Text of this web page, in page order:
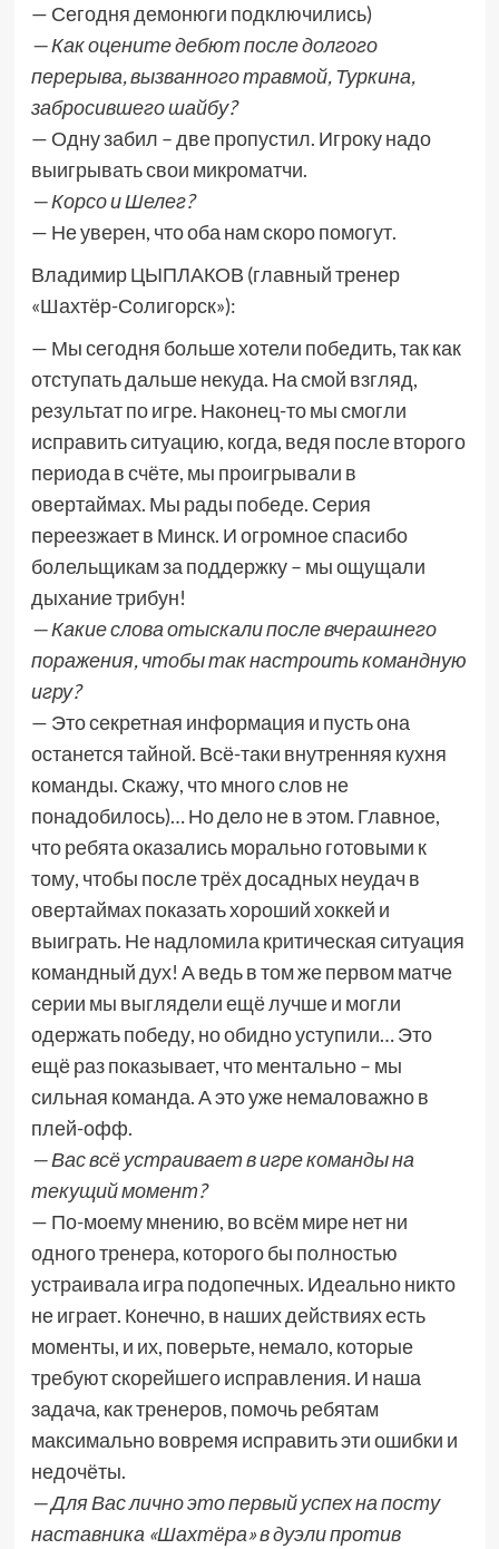
— Сегодня демонюги подключились)
— Как оцените дебют после долгого
перерыва, вызванного травмой, Туркина,
забросившего шайбу?
— Одну забил – две пропустил. Игроку надо
выигрывать свои микроматчи.
— Корсо и Шелег?
— Не уверен, что оба нам скоро помогут.
Владимир ЦЫПЛАКОВ (главный тренер
«Шахтёр-Солигорск»):
— Мы сегодня больше хотели победить, так как
отступать дальше некуда. На смой взгляд,
результат по игре. Наконец-то мы смогли
исправить ситуацию, когда, ведя после второго
периода в счёте, мы проигрывали в
овертаймах. Мы рады победе. Серия
переезжает в Минск. И огромное спасибо
болельщикам за поддержку – мы ощущали
дыхание трибун!
— Какие слова отыскали после вчерашнего
поражения, чтобы так настроить командную
игру?
— Это секретная информация и пусть она
останется тайной. Всё-таки внутренняя кухня
команды. Скажу, что много слов не
понадобилось)… Но дело не в этом. Главное,
что ребята оказались морально готовыми к
тому, чтобы после трёх досадных неудач в
овертаймах показать хороший хоккей и
выиграть. Не надломила критическая ситуация
командный дух! А ведь в том же первом матче
серии мы выглядели ещё лучше и могли
одержать победу, но обидно уступили… Это
ещё раз показывает, что ментально – мы
сильная команда. А это уже немаловажно в
плей-офф.
— Вас всё устраивает в игре команды на
текущий момент?
— По-моему мнению, во всём мире нет ни
одного тренера, которого бы полностью
устраивала игра подопечных. Идеально никто
не играет. Конечно, в наших действиях есть
моменты, и их, поверьте, немало, которые
требуют скорейшего исправления. И наша
задача, как тренеров, помочь ребятам
максимально вовремя исправить эти ошибки и
недочёты.
— Для Вас лично это первый успех на посту
наставника «Шахтёра» в дуэли против